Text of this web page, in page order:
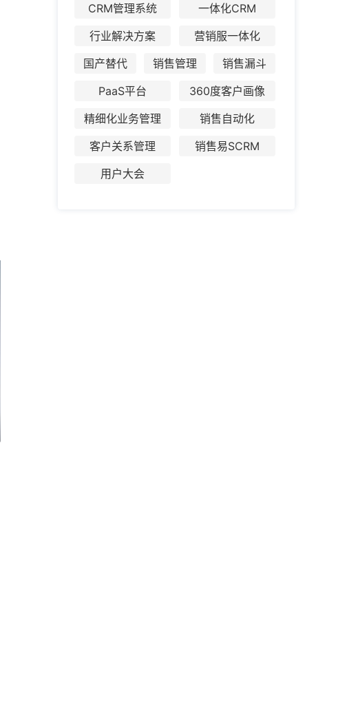
CRM管理系统
一体化CRM
行业解决方案
营销服一体化
国产替代
销售管理
销售漏斗
PaaS平台
360度客户画像
精细化业务管理
销售自动化
客户关系管理
销售易SCRM
用户大会